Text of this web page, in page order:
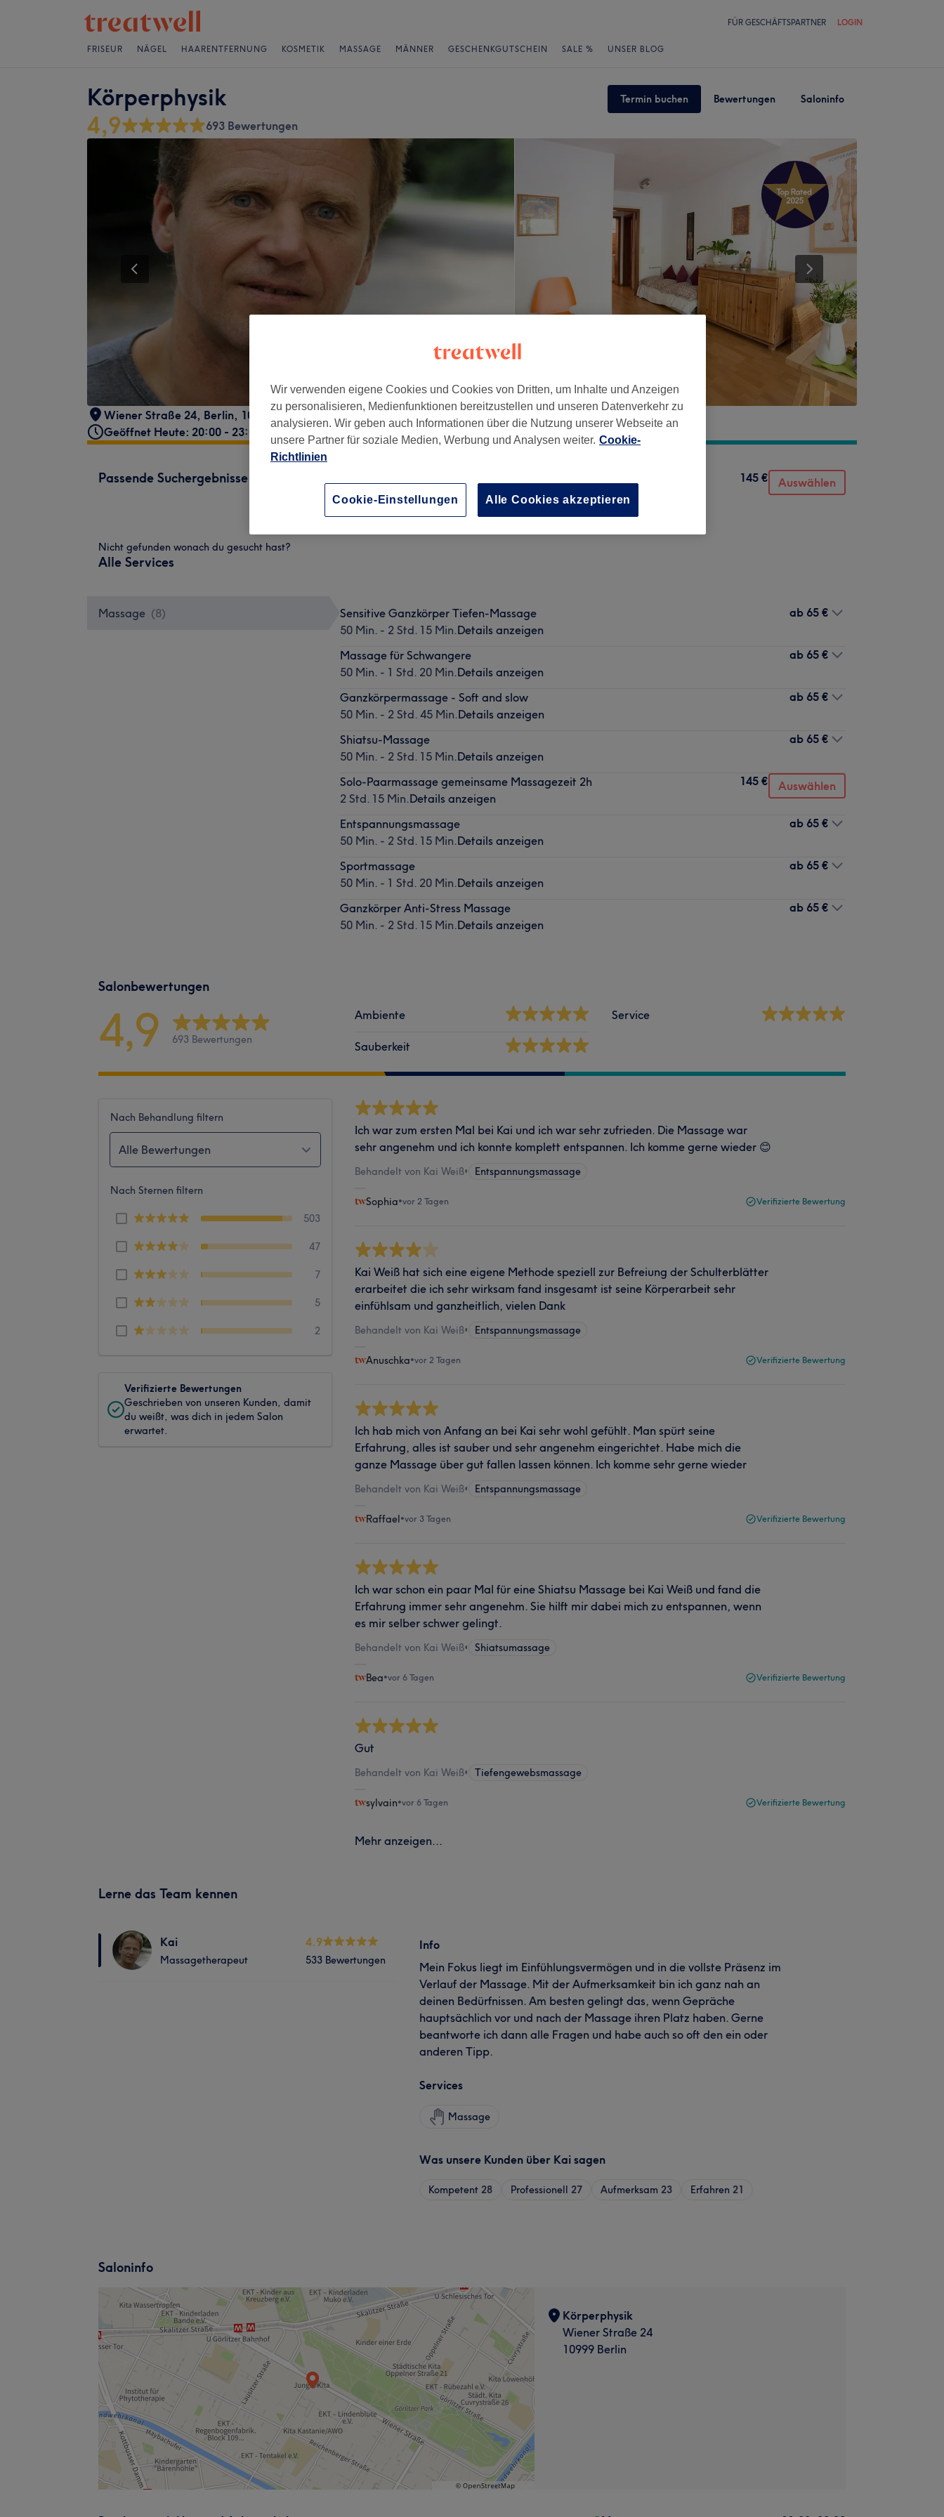
FÜR GESCHÄFTSPARTNER LOGIN
FRISEUR NÄGEL HAARENTFERNUNG KOSMETIK MASSAGE MÄNNER GESCHENKGUTSCHEIN SALE % UNSER BLOG
Körperphysik Termin buchen Bewertungen Saloninfo
4,9 693 Bewertungen
Wiener Straße 24, Berlin, 10999
Geöffnet Heute: 20:00 - 23:00
Passende Suchergebnisse
2 Std. 15 Min.Details anzeigen
145 € Auswählen
Nicht gefunden wonach du gesucht hast?
Alle Services
Massage (8)
Sensitive Ganzkörper Tiefen-Massage
50 Min. - 2 Std. 15 Min.Details anzeigen
ab 65 €
Massage für Schwangere
50 Min. - 1 Std. 20 Min.Details anzeigen
ab 65 €
Ganzkörpermassage - Soft and slow
50 Min. - 2 Std. 45 Min.Details anzeigen
ab 65 €
Shiatsu-Massage
50 Min. - 2 Std. 15 Min.Details anzeigen
ab 65 €
Solo-Paarmassage gemeinsame Massagezeit 2h
2 Std. 15 Min.Details anzeigen
145 € Auswählen
Entspannungsmassage
50 Min. - 2 Std. 15 Min.Details anzeigen
ab 65 €
Sportmassage
50 Min. - 1 Std. 20 Min.Details anzeigen
ab 65 €
Ganzkörper Anti-Stress Massage
50 Min. - 2 Std. 15 Min.Details anzeigen
ab 65 €
Salonbewertungen
4,9 693 Bewertungen
Ambiente
Sauberkeit
Service
Nach Behandlung filtern
Alle Bewertungen
Nach Sternen filtern
503
47
7
5
2
Verifizierte Bewertungen
Geschrieben von unseren Kunden, damit
du weißt, was dich in jedem Salon
erwartet.
Ich war zum ersten Mal bei Kai und ich war sehr zufrieden. Die Massage war
sehr angenehm und ich konnte komplett entspannen. Ich komme gerne wieder 😊
Behandelt von Kai Weiß• Entspannungsmassage
Sophia•vor 2 Tagen Verifizierte Bewertung
Kai Weiß hat sich eine eigene Methode speziell zur Befreiung der Schulterblätter
erarbeitet die ich sehr wirksam fand insgesamt ist seine Körperarbeit sehr
einfühlsam und ganzheitlich, vielen Dank
Behandelt von Kai Weiß• Entspannungsmassage
Anuschka•vor 2 Tagen Verifizierte Bewertung
Ich hab mich von Anfang an bei Kai sehr wohl gefühlt. Man spürt seine
Erfahrung, alles ist sauber und sehr angenehm eingerichtet. Habe mich die
ganze Massage über gut fallen lassen können. Ich komme sehr gerne wieder
Behandelt von Kai Weiß• Entspannungsmassage
Raffael•vor 3 Tagen Verifizierte Bewertung
Ich war schon ein paar Mal für eine Shiatsu Massage bei Kai Weiß und fand die
Erfahrung immer sehr angenehm. Sie hilft mir dabei mich zu entspannen, wenn
es mir selber schwer gelingt.
Behandelt von Kai Weiß• Shiatsumassage
Bea•vor 6 Tagen Verifizierte Bewertung
Gut
Behandelt von Kai Weiß• Tiefengewebsmassage
sylvain•vor 6 Tagen Verifizierte Bewertung
Mehr anzeigen...
Lerne das Team kennen
Kai
Massagetherapeut
4.9
533 Bewertungen
Info
Mein Fokus liegt im Einfühlungsvermögen und in die vollste Präsenz im
Verlauf der Massage. Mit der Aufmerksamkeit bin ich ganz nah an
deinen Bedürfnissen. Am besten gelingt das, wenn Gepräche
hauptsächlich vor und nach der Massage ihren Platz haben. Gerne
beantworte ich dann alle Fragen und habe auch so oft den ein oder
anderen Tipp.
Services
Massage
Was unsere Kunden über Kai sagen
Kompetent 28 Professionell 27 Aufmerksam 23 Erfahren 21
Saloninfo
Körperphysik
Wiener Straße 24
10999 Berlin
Wir verwenden eigene Cookies und Cookies von Dritten, um Inhalte und Anzeigen
zu personalisieren, Medienfunktionen bereitzustellen und unseren Datenverkehr zu
analysieren. Wir geben auch Informationen über die Nutzung unserer Webseite an
unsere Partner für soziale Medien, Werbung und Analysen weiter. Cookie-
Richtlinien
Cookie-Einstellungen Alle Cookies akzeptieren